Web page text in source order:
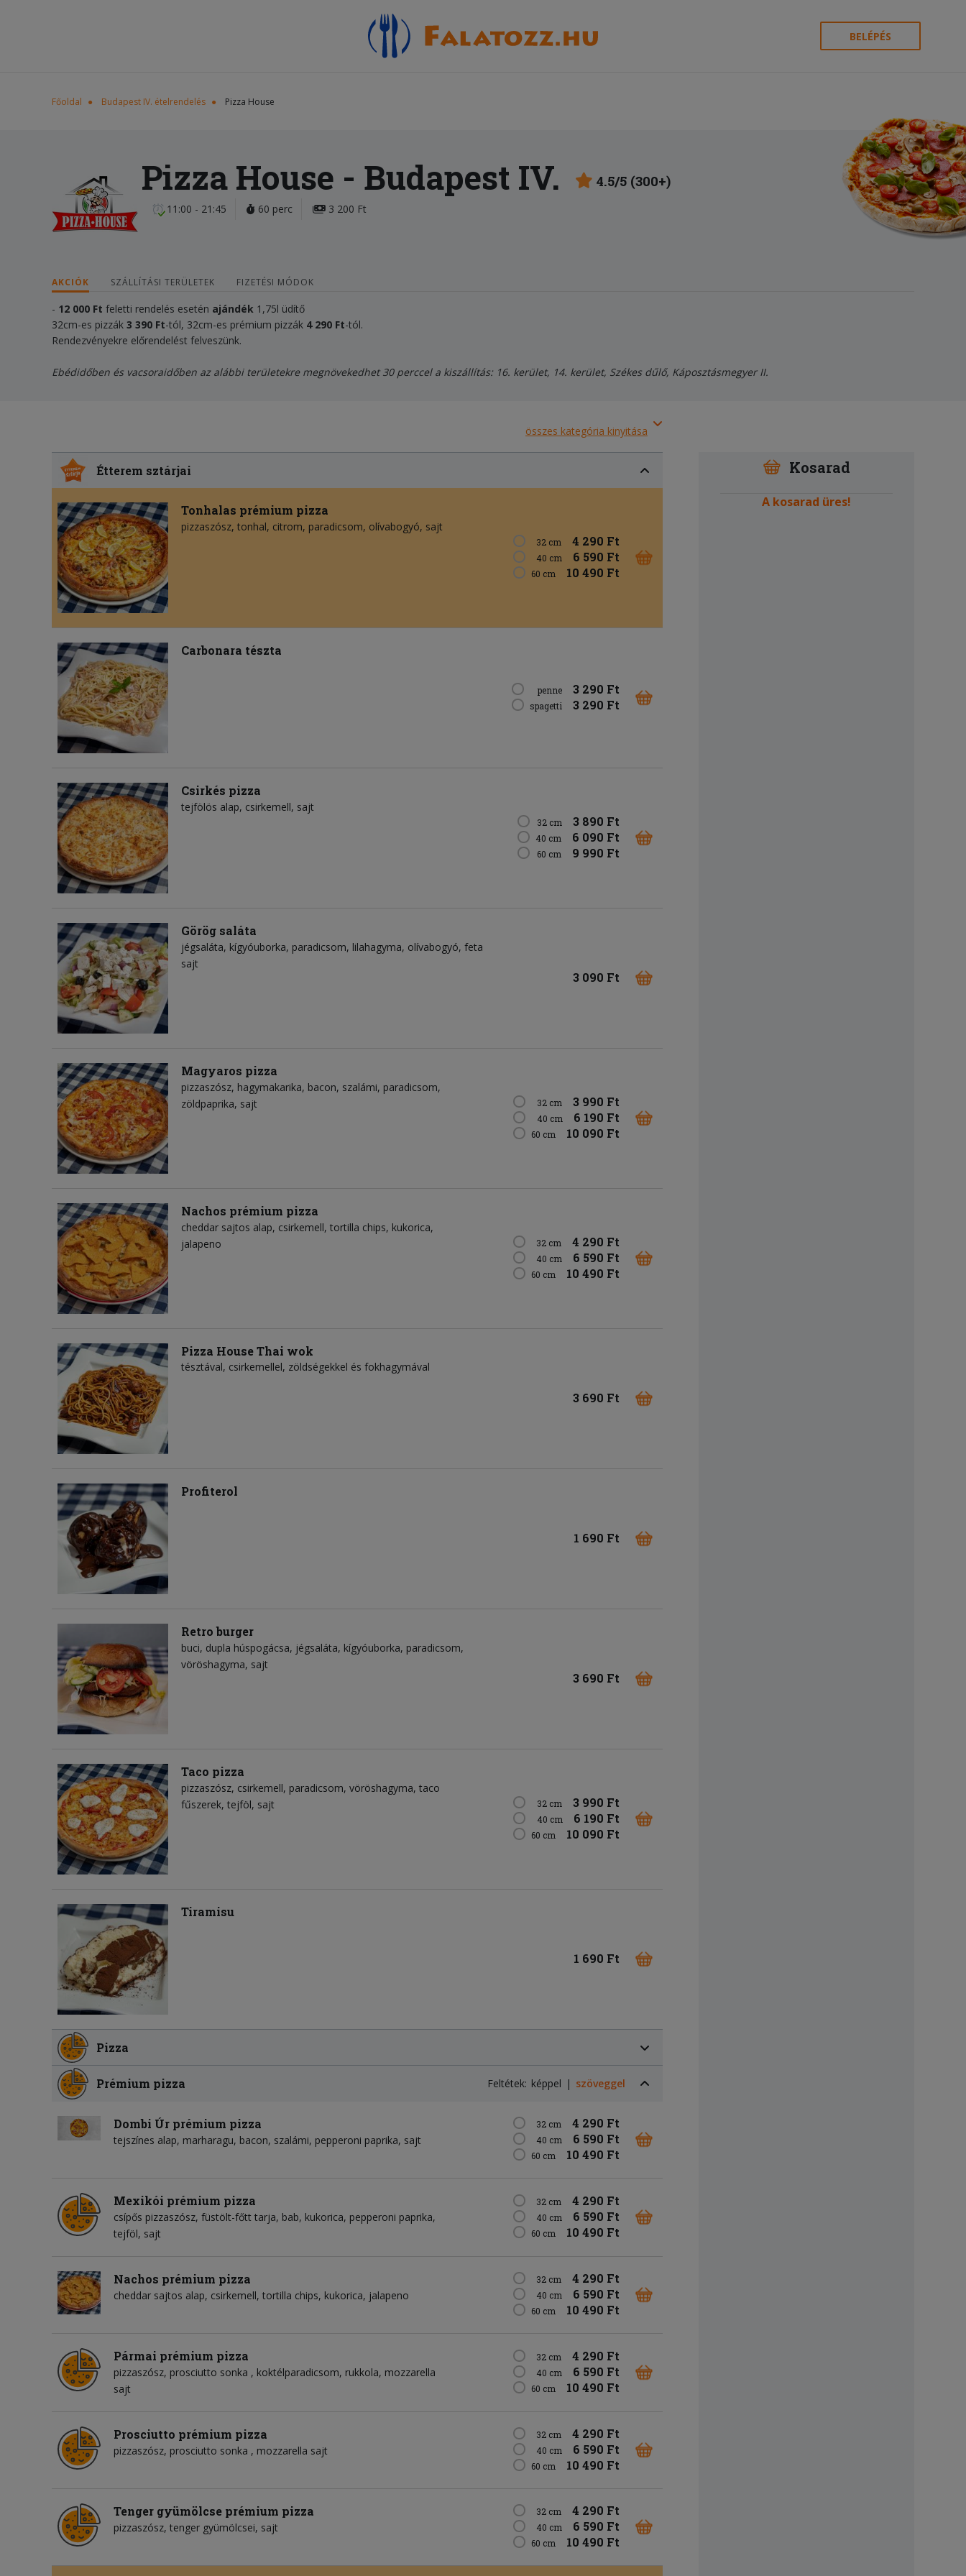
BELÉPÉS
Főoldal Budapest IV. ételrendelés Pizza House
Pizza House - Budapest IV. 4.5/5 (300+)
11:00 - 21:45 60 perc 3 200 Ft
AKCIÓK SZÁLLÍTÁSI TERÜLETEK FIZETÉSI MÓDOK
- 12 000 Ft feletti rendelés esetén ajándék 1,75l üdítő
32cm-es pizzák 3 390 Ft-tól, 32cm-es prémium pizzák 4 290 Ft-tól.
Rendezvényekre előrendelést felveszünk.
Ebédidőben és vacsoraidőben az alábbi területekre megnövekedhet 30 perccel a kiszállítás: 16. kerület, 14. kerület, Székes dűlő, Káposztásmegyer II.
összes kategória kinyitása
Étterem sztárjai
Tonhalas prémium pizza
pizzaszósz tonhal citrom paradicsom olívabogyó sajt
32 cm 4 290 Ft
40 cm 6 590 Ft
60 cm 10 490 Ft
Carbonara tészta
penne 3 290 Ft
spagetti 3 290 Ft
Csirkés pizza
tejfölös alap csirkemell sajt
32 cm 3 890 Ft
40 cm 6 090 Ft
60 cm 9 990 Ft
Görög saláta
jégsaláta kígyóuborka paradicsom lilahagyma olívabogyó feta
sajt
3 090 Ft
Magyaros pizza
pizzaszósz hagymakarika bacon szalámi paradicsom
zöldpaprika sajt 32 cm 3 990 Ft
40 cm 6 190 Ft
60 cm 10 090 Ft
Nachos prémium pizza
cheddar sajtos alap csirkemell tortilla chips kukorica
jalapeno
32 cm 4 290 Ft
40 cm 6 590 Ft
60 cm 10 490 Ft
Pizza House Thai wok
tésztával, csirkemellel, zöldségekkel és fokhagymával
3 690 Ft
Profiterol
1 690 Ft
Retro burger
buci dupla húspogácsa jégsaláta kígyóuborka paradicsom
vöröshagyma sajt
3 690 Ft
Taco pizza
pizzaszósz csirkemell paradicsom vöröshagyma taco
fűszerek tejföl sajt 32 cm 3 990 Ft
40 cm 6 190 Ft
60 cm 10 090 Ft
Tiramisu
1 690 Ft
Pizza
Prémium pizza Feltétek: képpel szöveggel
Dombi Úr prémium pizza
tejszínes alap marharagu bacon szalámi pepperoni paprika sajt
32 cm 4 290 Ft
40 cm 6 590 Ft
60 cm 10 490 Ft
Mexikói prémium pizza
csípős pizzaszósz füstölt-főtt tarja bab kukorica pepperoni paprika
tejföl sajt
32 cm 4 290 Ft
40 cm 6 590 Ft
60 cm 10 490 Ft
Nachos prémium pizza
cheddar sajtos alap csirkemell tortilla chips kukorica jalapeno
32 cm 4 290 Ft
40 cm 6 590 Ft
60 cm 10 490 Ft
Pármai prémium pizza
pizzaszósz prosciutto sonka koktélparadicsom rukkola mozzarella
sajt
32 cm 4 290 Ft
40 cm 6 590 Ft
60 cm 10 490 Ft
Prosciutto prémium pizza
pizzaszósz prosciutto sonka mozzarella sajt
32 cm 4 290 Ft
40 cm 6 590 Ft
60 cm 10 490 Ft
Tenger gyümölcse prémium pizza
pizzaszósz tenger gyümölcsei sajt
32 cm 4 290 Ft
40 cm 6 590 Ft
60 cm 10 490 Ft
Kosarad
A kosarad üres!